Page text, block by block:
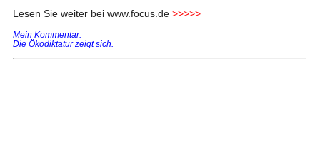
Lesen Sie weiter bei www.focus.de >>>>>
Mein Kommentar:
Die Ökodiktatur zeigt sich.